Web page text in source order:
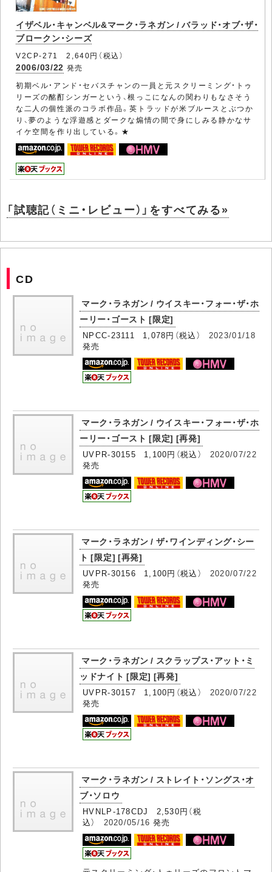
イザベル・キャンベル&マーク・ラネガン / バラッド・オブ・ザ・
ブロークン・シーズ
V2CP-271 2,640円（税込）
2006/03/22 発売
初期ベル・アンド・セバスチャンの一員と元スクリーミング・トゥ
リーズの酩酊シンガーという、根っこになんの関わりもなさそう
な二人の個性派のコラボ作品。英トラッドが米ブルースとぶつか
り、夢のような浮遊感とダークな煽情の間で身にしみる静かなサ
イケ空間を作り出している。★
「試聴記（ミニ・レビュー）」をすべてみる»
CD
マーク・ラネガン / ウイスキー・フォー・ザ・ホ
ーリー・ゴースト [限定]
NPCC-23111 1,078円（税込） 2023/01/18
発売
マーク・ラネガン / ウイスキー・フォー・ザ・ホ
ーリー・ゴースト [限定] [再発]
UVPR-30155 1,100円（税込） 2020/07/22
発売
マーク・ラネガン / ザ・ワインディング・シー
ト [限定] [再発]
UVPR-30156 1,100円（税込） 2020/07/22
発売
マーク・ラネガン / スクラップス・アット・ミ
ッドナイト [限定] [再発]
UVPR-30157 1,100円（税込） 2020/07/22
発売
マーク・ラネガン / ストレイト・ソングス・オ
ブ・ソロウ
HVNLP-178CDJ 2,530円（税
込） 2020/05/16 発売